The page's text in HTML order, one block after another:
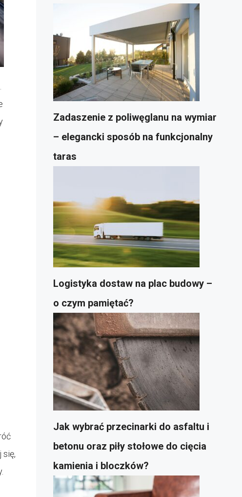
się,
Zadaszenie z poliwęglanu na wymiar
– elegancki sposób na funkcjonalny
taras
Logistyka dostaw na plac budowy –
o czym pamiętać?
Jak wybrać przecinarki do asfaltu i
betonu oraz piły stołowe do cięcia
kamienia i bloczków?